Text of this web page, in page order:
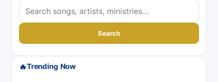
S
e
r
h
Search
🔥Trending Now